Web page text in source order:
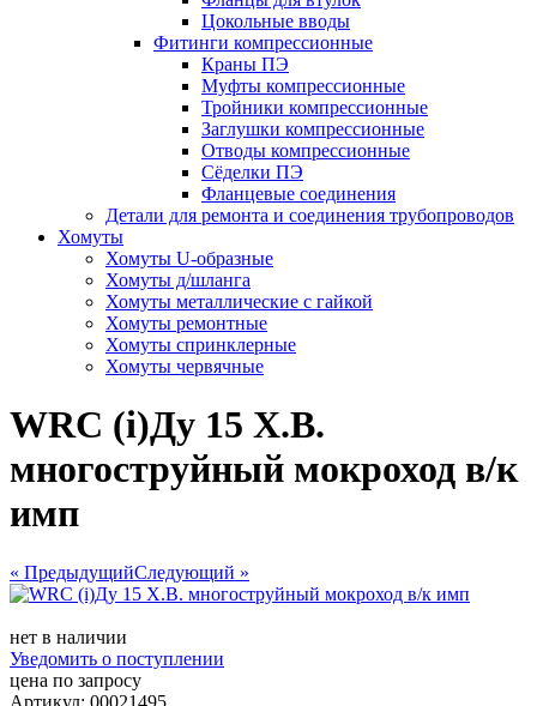
Цокольные вводы
Фитинги компрессионные
Краны ПЭ
Муфты компрессионные
Тройники компрессионные
Заглушки компрессионные
Отводы компрессионные
Сёделки ПЭ
Фланцевые соединения
Детали для ремонта и соединения трубопроводов
Хомуты
Хомуты U-образные
Хомуты д/шланга
Хомуты металлические с гайкой
Хомуты ремонтные
Хомуты спринклерные
Хомуты червячные
WRC (i)Ду 15 Х.В.
многоструйный мокроход в/к
имп
« ПредыдущийСледующий »
нет в наличии
Уведомить о поступлении
цена по запросу
Артикул: 00021495